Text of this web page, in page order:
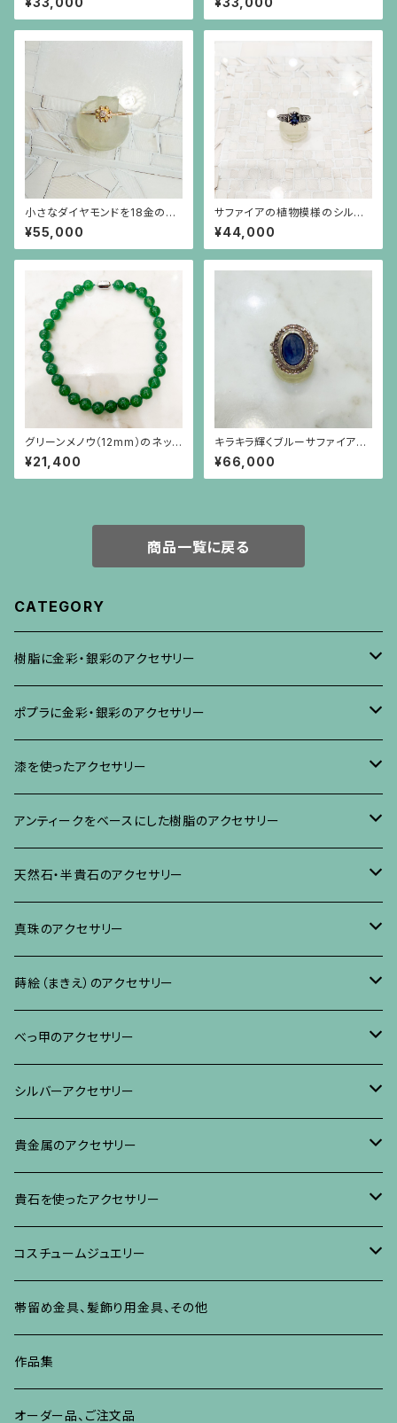
小さなダイヤモンドを18金のビ
ーズで囲んだ細い18金のリング
¥55,000
サファイアの植物模様のシルバ
ーリング
¥44,000
グリーンメノウ（12mm）のネック
レス
¥21,400
キラキラ輝くブルーサファイア
（7.93ct）の植物模様フレーム
のシルバーリング
¥66,000
商品一覧に戻る
CATEGORY
樹脂に金彩・銀彩のアクセサリー
ブローチ
イヤリング・ピアス
ネックレス、その他
ポプラに金彩・銀彩のアクセサリー
ブローチ
イヤリング、ピアス
ネックレス、ペンダント
ブレスレット、バングル、その他
漆を使ったアクセサリー
ブローチ
イヤリング・ピアス
ネックレス・ペンダント
リング
ブレスレット・バングル、その他
アンティークをベースにした樹脂のアクセサリー
ブローチ
イヤリング・ピアス
ネックレス、ペンダント
ブレスレット、その他
天然石・半貴石のアクセサリー
ブローチ
イヤリング・ピアス
ネックレス、ペンダント
リング
ブレスレット、その他
真珠のアクセサリー
ブローチ
イヤリング・ピアス
ネックレス、ペンダント
リング
ブレスレット、その他
蒔絵（まきえ）のアクセサリー
べっ甲に蒔絵のアクセサリー
ブローチ
イヤリング・ピアス
真珠に蒔絵のアクセサリー
ブローチ
イヤリング、ピアス
水晶に蒔絵のアクセサリー
ブローチ
イヤリング、ピアス
朴の木やポプラに蒔絵のアクセサリー
ブローチ
イヤリング・ピアス
その他の蒔絵のアクセサリー
べっ甲のアクセサリー
ブローチ
イヤリング、ピアス
ネックレス、ペンダント
リング
ブレスレット、バングル、その他
シルバーアクセサリー
ブローチ
イヤリング、ピアス
ネックレス、ペンダント
リング
ブレスレット、バングル、その他
貴金属のアクセサリー
ブローチ
イヤリング、ピアス
ネックレス、ペンダント
ブレスレット、その他
リング
貴石を使ったアクセサリー
ブローチ
イヤリング、ピアス
ネックレス、ペンダント
リング
コスチュームジュエリー
ブローチ
イヤリング、ピアス
ネックレス、ペンダント
帯留め金具、髪飾り用金具、その他
作品集
オーダー品、ご注文品